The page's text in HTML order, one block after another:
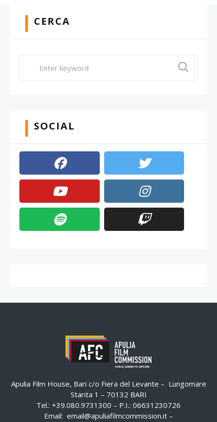
CERCA
SOCIAL
Apulia Film House, Bari c/o Fiera del Levante – Lungomare
Starita 1 – 70132 BARI
Tel.: +39.080.9731300 – P.I.: 06631230726
Email: email@apuliafilmcommission.it –